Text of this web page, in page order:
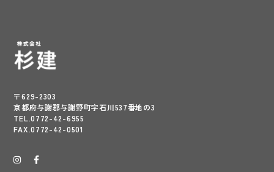
〒629-2303
京都府与謝郡与謝野町字石川537番地の3
TEL.0772-42-6955
FAX.0772-42-0501